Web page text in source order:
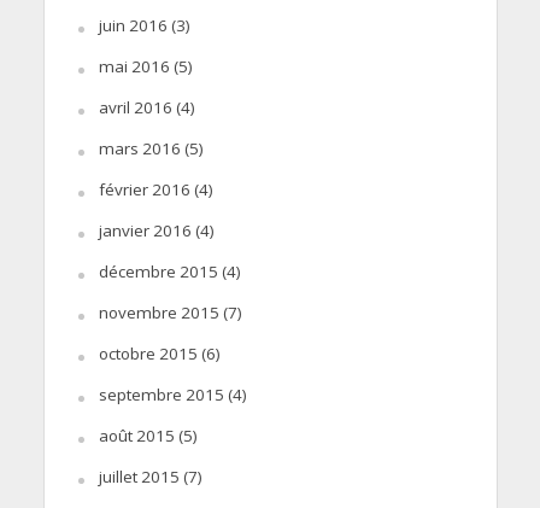
juin 2016 (3)
mai 2016 (5)
avril 2016 (4)
mars 2016 (5)
février 2016 (4)
janvier 2016 (4)
décembre 2015 (4)
novembre 2015 (7)
octobre 2015 (6)
septembre 2015 (4)
août 2015 (5)
juillet 2015 (7)